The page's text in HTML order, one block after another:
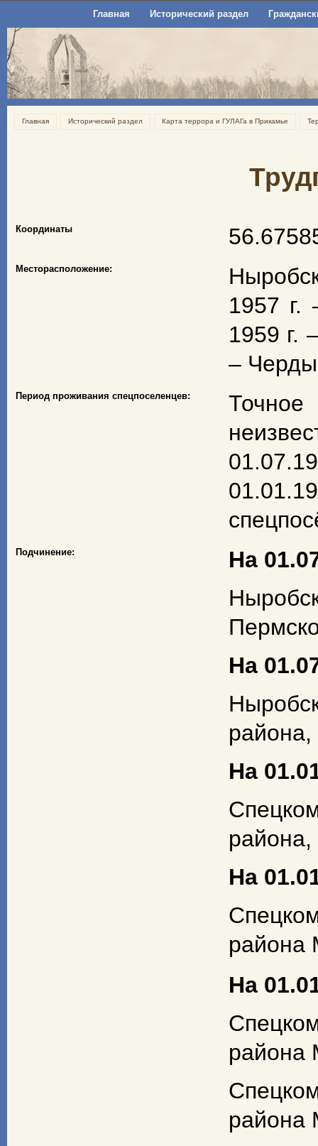
Главная Исторический раздел
Главная Исторический раздел Карта террора и ГУЛАГа в Прикамье
Координаты
Месторасположение:
1957 г.
1959 г.
–
Период проживания спецпоселенцев:
Точное
Подчинение:
На
На
На
На
района
На
района
района